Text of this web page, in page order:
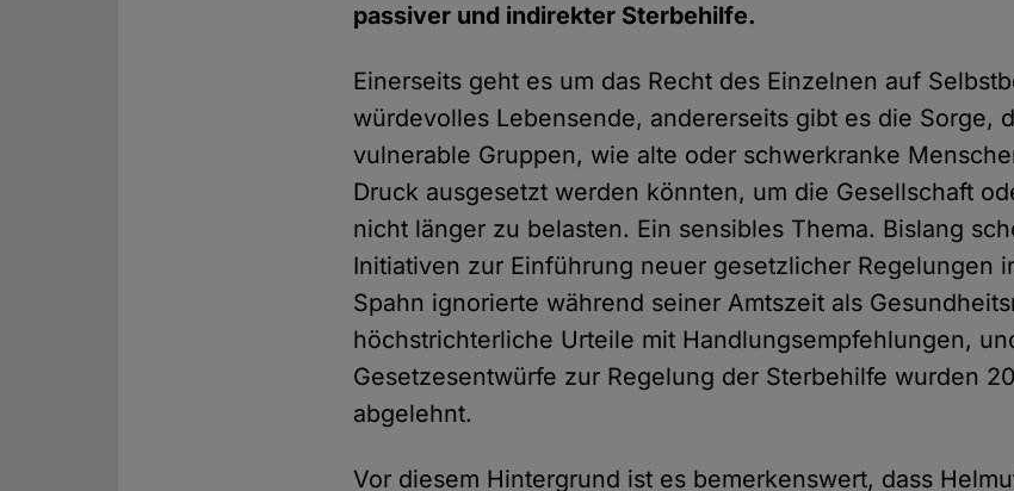
passiver und indirekter Sterbehilfe.
Einerseits geht es um das Recht des Einzelnen auf
würdevolles Lebensende, andererseits gibt es die Sorge,
vulnerable Gruppen, wie alte oder schwerkranke
Druck ausgesetzt werden könnten, um die Gesellschaft
nicht länger zu belasten. Ein sensibles Thema. Bislang
Initiativen zur Einführung neuer gesetzlicher Regelungen
Spahn ignorierte während seiner Amtszeit als
höchstrichterliche Urteile mit Handlungsempfehlungen,
Gesetzesentwürfe zur Regelung der Sterbehilfe wurden
abgelehnt.
Vor diesem Hintergrund ist es bemerkenswert, dass